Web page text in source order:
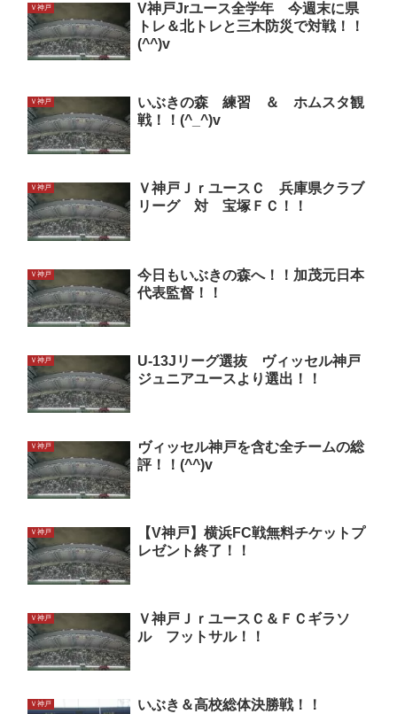
Ｖ神戸
V神戸Jrユース全学年 今週末に県
トレ＆北トレと三木防災で対戦！！
(^^)v
Ｖ神戸
いぶきの森 練習 ＆ ホムスタ観
戦！！(^_^)v
Ｖ神戸
Ｖ神戸ＪｒユースＣ 兵庫県クラブ
リーグ 対 宝塚ＦＣ！！
Ｖ神戸
今日もいぶきの森へ！！加茂元日本
代表監督！！
Ｖ神戸
U-13Jリーグ選抜 ヴィッセル神戸
ジュニアユースより選出！！
Ｖ神戸
ヴィッセル神戸を含む全チームの総
評！！(^^)v
Ｖ神戸
【V神戸】横浜FC戦無料チケットプ
レゼント終了！！
Ｖ神戸
Ｖ神戸ＪｒユースＣ＆ＦＣギラソ
ル フットサル！！
Ｖ神戸 いぶき＆高校総体決勝戦！！